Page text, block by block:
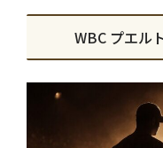
WBC プエル